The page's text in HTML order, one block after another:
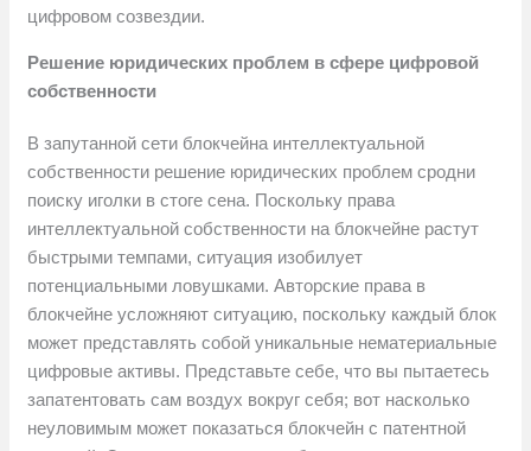
цифровом созвездии.
Решение юридических проблем в сфере цифровой
собственности
В запутанной сети блокчейна интеллектуальной
собственности решение юридических проблем сродни
поиску иголки в стоге сена. Поскольку права
интеллектуальной собственности на блокчейне растут
быстрыми темпами, ситуация изобилует
потенциальными ловушками. Авторские права в
блокчейне усложняют ситуацию, поскольку каждый блок
может представлять собой уникальные нематериальные
цифровые активы. Представьте себе, что вы пытаетесь
запатентовать сам воздух вокруг себя; вот насколько
неуловимым может показаться блокчейн с патентной